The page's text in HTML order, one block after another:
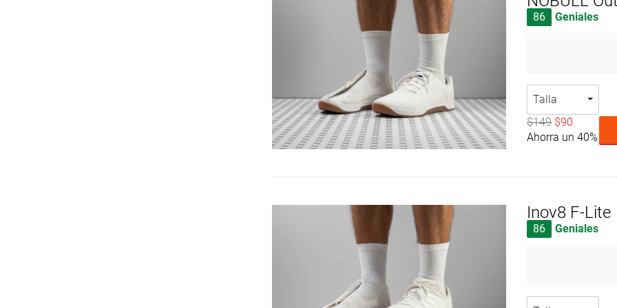
86 Geniales
Talla
$149 $90
Ahorra un 40%
Inov8 F-Lite
86 Geniales